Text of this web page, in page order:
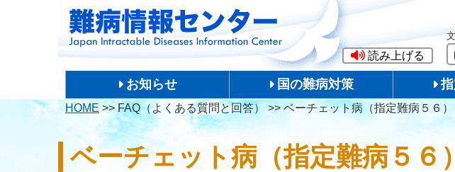
読み上げる
お知らせ 国の難病対策
HOME>>FAQ（よくある質問と回答） >> ベーチェット病（指定難病５６）
ベーチェット病（指定難病５６）